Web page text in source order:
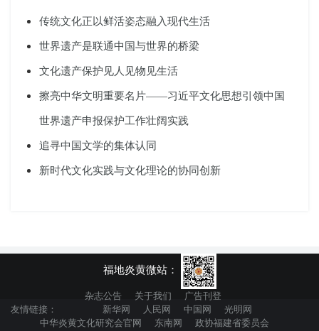
传统文化正以鲜活姿态融入现代生活
世界遗产是联通中国与世界的桥梁
文化遗产保护见人见物见生活
擦亮中华文明重要名片——习近平文化思想引领中国
世界遗产申报保护工作壮阔实践
追寻中国文学的集体认同
新时代文化实践与文化理论的协同创新
福地炎黄微站：
杂志公告 关于我们
广告刊登
友情链接：
新华网 人民网 中国网
光明网
中华炎黄文化研究会官网
东南网
政协福建省委员会